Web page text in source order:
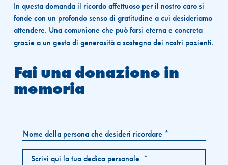
In questa domanda il ricordo affettuoso per il nostro caro si
fonde con un profondo senso di gratitudine a cui desideriamo
attendere. Una comunione che può farsi eterna e concreta
grazie a un gesto di generosità a sostegno dei nostri pazienti.
Fai una donazione in
memoria